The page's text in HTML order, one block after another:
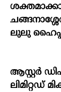
ലുലു
ആസ്റ്റർ
ലിമിറ്റഡ്